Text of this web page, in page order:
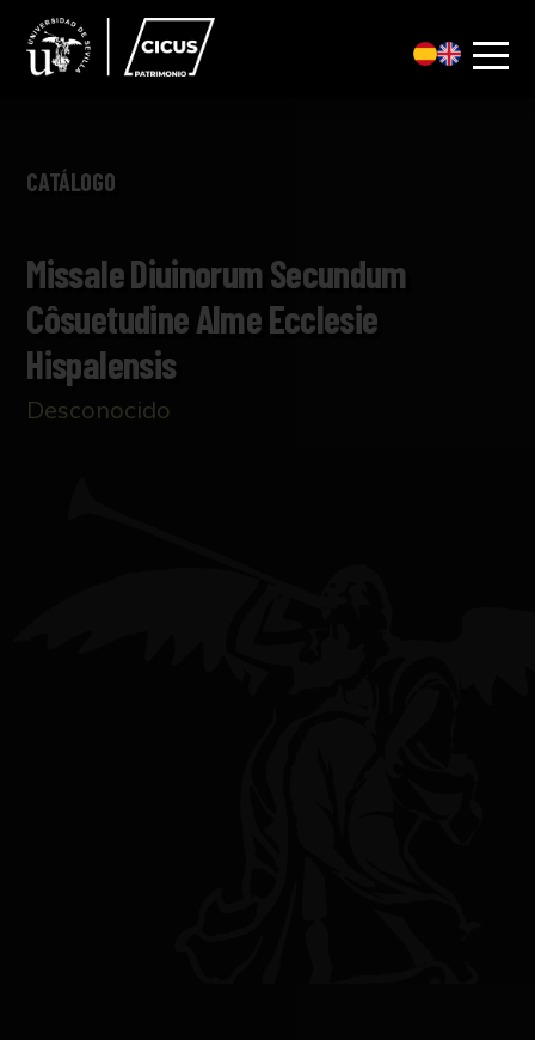
CATÁLOGO
Missale Diuinorum Secundum
Côsuetudine Alme Ecclesie
Hispalensis
Desconocido